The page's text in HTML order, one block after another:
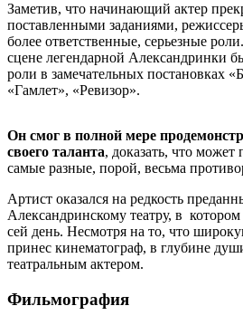
Заметив, что начинающий актер
поставленными заданиями,
более ответственные, серьезные
сцене легендарной Александринки
роли в замечательных постановках
«Гамлет», «Ревизор».
Он смог в полной мере
своего таланта, доказать, что может
самые разные, порой, весьма
Артист оказался на редкость
Александринскому театру, в
сей день. Несмотря на то, что
принес кинематограф, в глубине
театральным актером.
Фильмография